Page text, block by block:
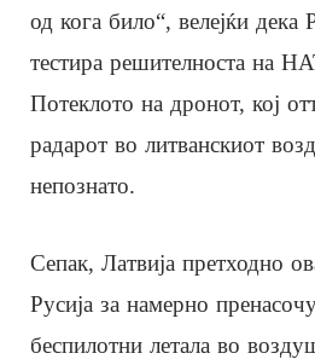
од кога било“, велејќи дека
тестира решителноста на
Потеклото на дронот, кој
радарот во литванскиот
непознато.
Сепак, Латвија претходно
Русија за намерно
беспилотни летала во